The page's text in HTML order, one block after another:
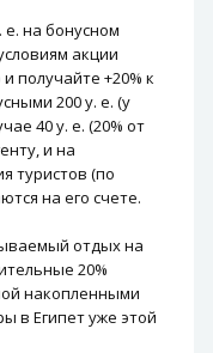
е. на бонусном
акции
получайте +20% к
200 у. е. (у
40 у. е. (20% от
и на
туристов (по
на его счете.
отдых на
20%
накопленными
в Египет уже этой